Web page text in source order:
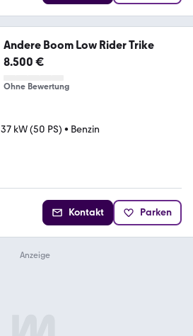
Andere Boom Low Rider Trike
8.500 €
Ohne Bewertung
37 kW (50 PS) • Benzin
Kontakt Parken